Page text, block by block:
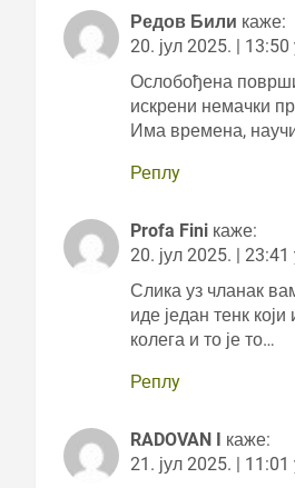
Редов Били каже:
20. јул 2025. | 13:50
Ослобођена
искрени немачки
Има времена,
Реплy
Profa Fini каже:
20. јул 2025. | 23:41
Слика уз чланак
иде један тенк
колега и то је то…
Реплy
RADOVAN I каже:
21. јул 2025. | 11:01